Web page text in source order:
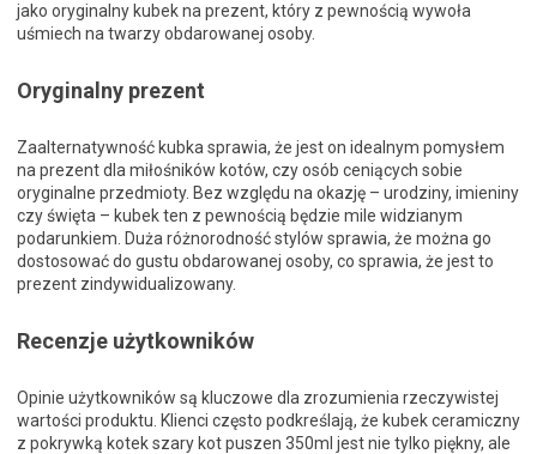
jako oryginalny kubek na prezent, który z pewnością wywoła
uśmiech na twarzy obdarowanej osoby.
Oryginalny prezent
Zaalternatywność kubka sprawia, że jest on idealnym pomysłem
na prezent dla miłośników kotów, czy osób ceniących sobie
oryginalne przedmioty. Bez względu na okazję – urodziny, imieniny
czy święta – kubek ten z pewnością będzie mile widzianym
podarunkiem. Duża różnorodność stylów sprawia, że można go
dostosować do gustu obdarowanej osoby, co sprawia, że jest to
prezent zindywidualizowany.
Recenzje użytkowników
Opinie użytkowników są kluczowe dla zrozumienia rzeczywistej
wartości produktu. Klienci często podkreślają, że kubek ceramiczny
z pokrywką kotek szary kot puszen 350ml jest nie tylko piękny, ale